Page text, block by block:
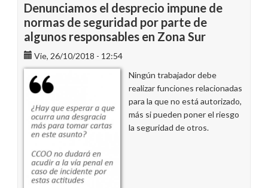
Denunciamos el desprecio impune de
normas de seguridad por parte de
algunos responsables en Zona Sur
Vie, 26/10/2018 - 12:54
Ningún trabajador debe
realizar funciones relacionadas
para la que no está autorizado,
más si pueden poner el riesgo
la seguridad de otros.